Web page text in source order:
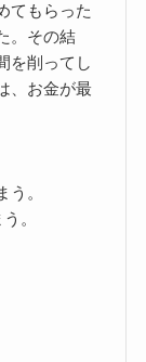
てもらった
。その結
を削ってし
、お金が最
。
。